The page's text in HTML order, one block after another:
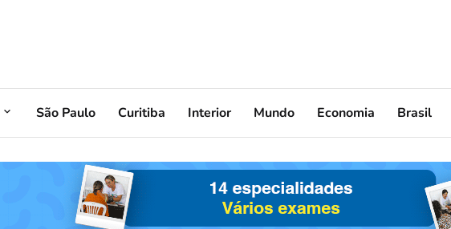
São Paulo Curitiba Interior Mundo Economia Brasil